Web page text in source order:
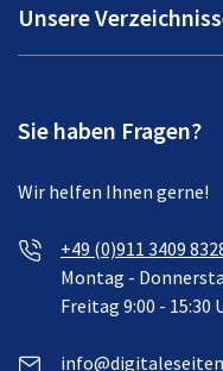
Unsere
Sie haben Fragen?
Wir helfen Ihnen gerne!
+49 (0)911 3409
Montag -
Freitag 9:00 - 15:30